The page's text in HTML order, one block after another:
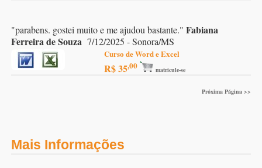
"parabens. gostei muito e me ajudou bastante." Fabiana
Ferreira de Souza 7/12/2025 - Sonora/MS
Curso de Word e Excel
R$ 35,00 matricule-se
Próxima Página >>
Mais Informações